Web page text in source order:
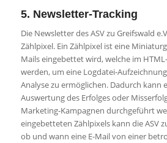
5. Newsletter-Tracking
Die Newsletter des ASV zu Greifswald
Zählpixel. Ein Zählpixel ist eine
Mails eingebettet wird, welche im
werden, um eine Logdatei-
Analyse zu ermöglichen. Dadurch kann
Auswertung des Erfolges oder
Marketing-Kampagnen durchgeführt
eingebetteten Zählpixels kann die ASV
ob und wann eine E-Mail von einer